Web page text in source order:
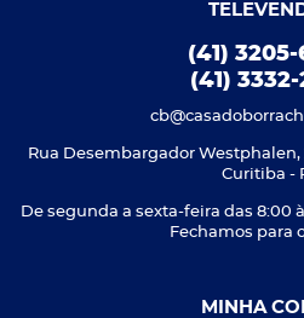
(41)
(41)
Rua Desembargador Westphalen,
Curitiba -
De segunda a sexta-feira das 8:00
Fechamos para
MINHA